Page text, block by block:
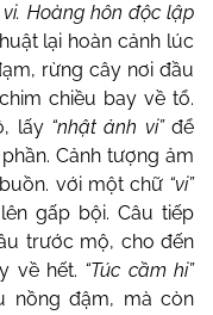
Hoàng hôn độc lập
lại hoàn cảnh lúc
rừng cây nơi đầu
chiều bay về tổ.
lấy “nhật ảnh vi”để
Cảnh tượng ảm
với một chữ “vi”
gấp bội. Câu tiếp
trước mộ, cho đến
về hết. “Túc cầm hi”
nồng đậm, mà còn